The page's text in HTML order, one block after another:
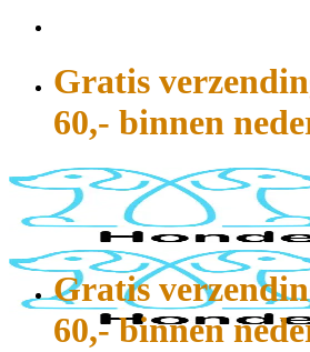
Gratis
60,- binnen
Gratis
60,- binnen